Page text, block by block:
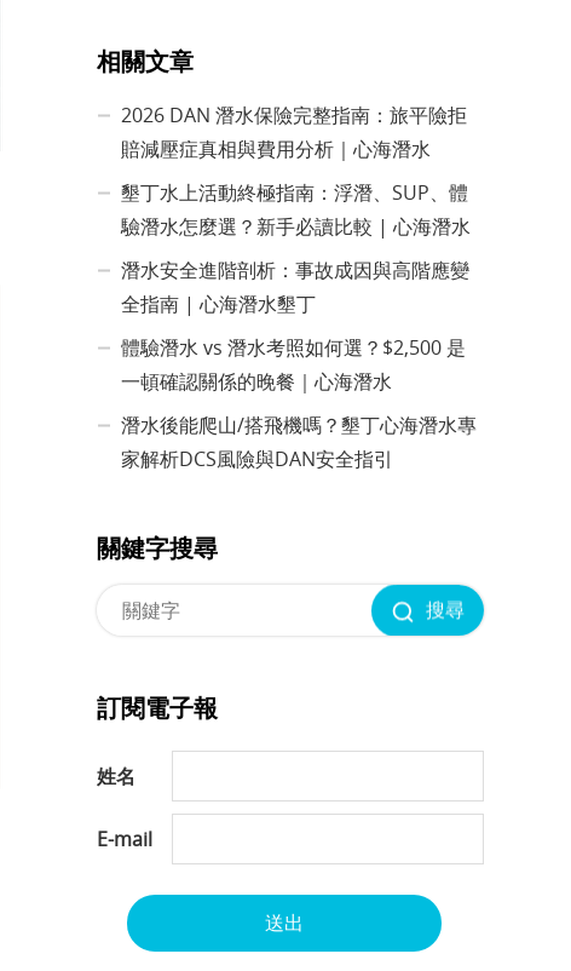
相關文章
2026 DAN 潛水保險完整指南：旅平險拒
賠減壓症真相與費用分析｜心海潛水
墾丁水上活動終極指南：浮潛、SUP、體
驗潛水怎麼選？新手必讀比較 | 心海潛水
潛水安全進階剖析：事故成因與高階應變
全指南 | 心海潛水墾丁
體驗潛水 vs 潛水考照如何選？$2,500 是
一頓確認關係的晚餐｜心海潛水
潛水後能爬山/搭飛機嗎？墾丁心海潛水專
家解析DCS風險與DAN安全指引
關鍵字搜尋
搜尋
訂閱電子報
姓名
E-mail
送出